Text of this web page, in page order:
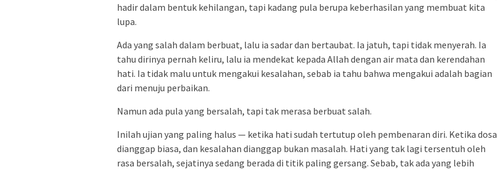
hadir dalam bentuk kehilangan, tapi kadang pula berupa keberhasilan yang membuat kita
lupa.
Ada yang salah dalam berbuat, lalu ia sadar dan bertaubat. Ia jatuh, tapi tidak menyerah. Ia
tahu dirinya pernah keliru, lalu ia mendekat kepada Allah dengan air mata dan kerendahan
hati. Ia tidak malu untuk mengakui kesalahan, sebab ia tahu bahwa mengakui adalah bagian
dari menuju perbaikan.
Namun ada pula yang bersalah, tapi tak merasa berbuat salah.
Inilah ujian yang paling halus — ketika hati sudah tertutup oleh pembenaran diri. Ketika dosa
dianggap biasa, dan kesalahan dianggap bukan masalah. Hati yang tak lagi tersentuh oleh
rasa bersalah, sejatinya sedang berada di titik paling gersang. Sebab, tak ada yang lebih